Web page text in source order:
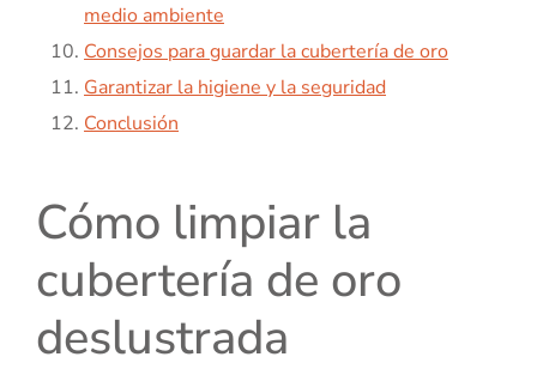
medio ambiente
Consejos para guardar la cubertería de oro
Garantizar la higiene y la seguridad
Conclusión
Cómo limpiar la
cubertería de oro
deslustrada